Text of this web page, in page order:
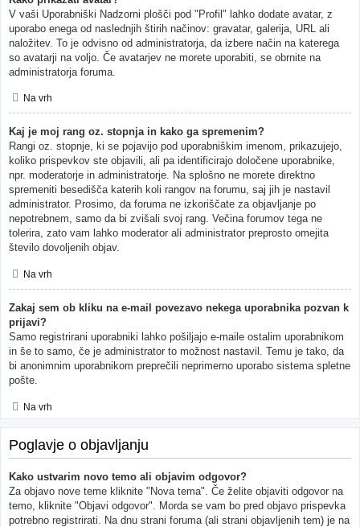
V vaši Uporabniški Nadzorni plošči pod "Profil" lahko dodate avatar, z
uporabo enega od naslednjih štirih načinov: gravatar, galerija, URL ali
naložitev. To je odvisno od administratorja, da izbere način na katerega
so avatarji na voljo. Če avatarjev ne morete uporabiti, se obrnite na
administratorja foruma.
Na vrh
Kaj je moj rang oz. stopnja in kako ga spremenim?
Rangi oz. stopnje, ki se pojavijo pod uporabniškim imenom, prikazujejo,
koliko prispevkov ste objavili, ali pa identificirajo določene uporabnike,
npr. moderatorje in administratorje. Na splošno ne morete direktno
spremeniti besedišča katerih koli rangov na forumu, saj jih je nastavil
administrator. Prosimo, da foruma ne izkoriščate za objavljanje po
nepotrebnem, samo da bi zvišali svoj rang. Večina forumov tega ne
tolerira, zato vam lahko moderator ali administrator preprosto omejita
število dovoljenih objav.
Na vrh
Zakaj sem ob kliku na e-mail povezavo nekega uporabnika pozvan k
prijavi?
Samo registrirani uporabniki lahko pošiljajo e-maile ostalim uporabnikom
in še to samo, če je administrator to možnost nastavil. Temu je tako, da
bi anonimnim uporabnikom preprečili neprimerno uporabo sistema spletne
pošte.
Na vrh
Poglavje o objavljanju
Kako ustvarim novo temo ali objavim odgovor?
Za objavo nove teme kliknite "Nova tema". Če želite objaviti odgovor na
temo, kliknite "Objavi odgovor". Morda se vam bo pred objavo prispevka
potrebno registrirati. Na dnu strani foruma (ali strani objavljenih tem) je na